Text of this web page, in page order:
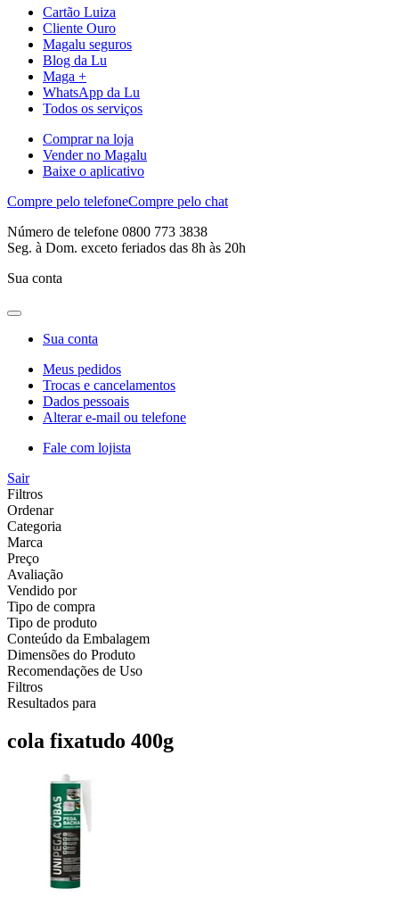
Cartão Luiza
Cliente Ouro
Magalu seguros
Blog da Lu
Maga +
WhatsApp da Lu
Todos os serviços
Comprar na loja
Vender no Magalu
Baixe o aplicativo
Compre pelo telefoneCompre pelo chat
Número de telefone 0800 773 3838
Seg. à Dom. exceto feriados das 8h às 20h
Sua conta
Sua conta
Meus pedidos
Trocas e cancelamentos
Dados pessoais
Alterar e-mail ou telefone
Fale com lojista
Sair
Filtros
Ordenar
Categoria
Marca
Preço
Avaliação
Vendido por
Tipo de compra
Tipo de produto
Conteúdo da Embalagem
Dimensões do Produto
Recomendações de Uso
Filtros
Resultados para
cola fixatudo 400g